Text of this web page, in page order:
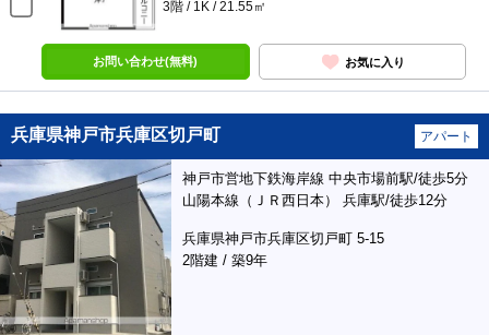
3階 / 1K / 21.55㎡
お問い合わせ(無料) お気に入り
兵庫県神戸市兵庫区切戸町 アパート
神戸市営地下鉄海岸線 中央市場前駅/徒歩5分
山陽本線（ＪＲ西日本） 兵庫駅/徒歩12分
兵庫県神戸市兵庫区切戸町 5-15
2階建 / 築9年